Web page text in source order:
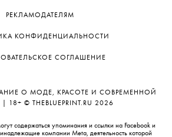
РЕКЛАМОДАТЕЛЯМ
КОНФИДЕНЦИАЛЬНОСТИ
СОГЛАШЕНИЕ
О МОДЕ, КРАСОТЕ И СОВРЕМЕННОЙ
| 18+ © THEBLUEPRINT.RU 2026
содержаться упоминания и ссылки на Facebook и
компании Meta, деятельность которой